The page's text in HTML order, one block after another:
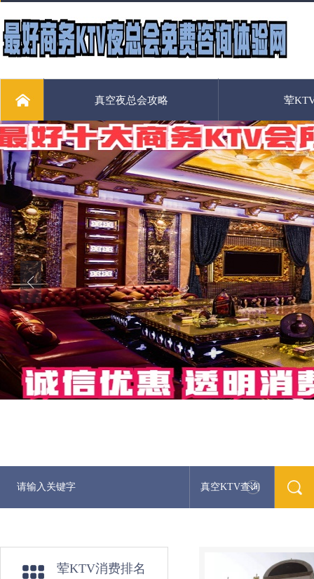
真空夜总会攻略 荤
真空KTV查询
荤KTV消费排名